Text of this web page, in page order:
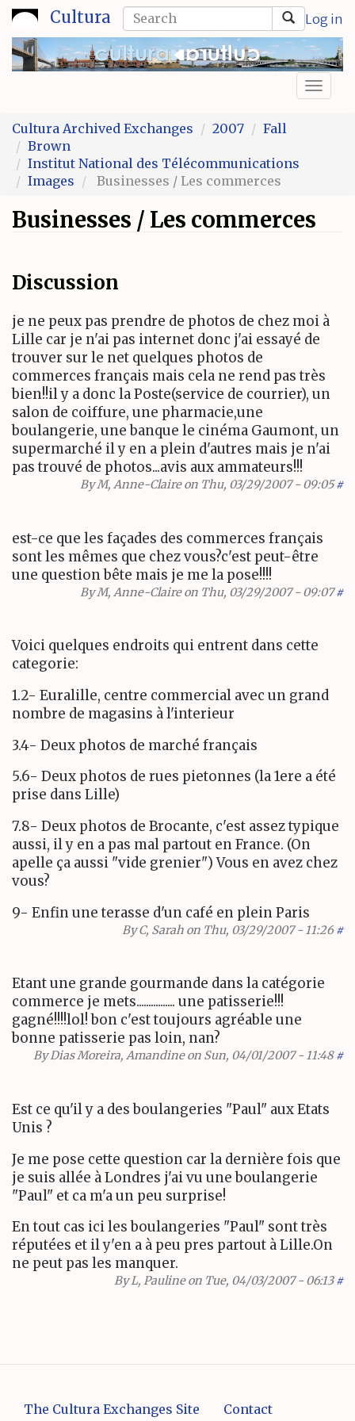
Skip
to
main
content
Cultura Log in
Search
form
Search
Cultura Archived Exchanges
2007
Fall
Brown
Institut National des Télécommunications
Images
Businesses / Les commerces
Businesses / Les commerces
Discussion
je ne peux pas prendre de photos de chez moi à
Lille car je n'ai pas internet donc j'ai essayé de
trouver sur le net quelques photos de
commerces français mais cela ne rend pas très
bien!!il y a donc la Poste(service de courrier), un
salon de coiffure, une pharmacie,une
boulangerie, une banque le cinéma Gaumont, un
supermarché il y en a plein d'autres mais je n'ai
pas trouvé de photos...avis aux ammateurs!!!
ByM, Anne-Claireon Thu, 03/29/2007 - 09:05 #
est-ce que les façades des commerces français
sont les mêmes que chez vous?c'est peut-être
une question bête mais je me la pose!!!!
ByM, Anne-Claireon Thu, 03/29/2007 - 09:07 #
Voici quelques endroits qui entrent dans cette
categorie:
1.2- Euralille, centre commercial avec un grand
nombre de magasins à l'interieur
3.4- Deux photos de marché français
5.6- Deux photos de rues pietonnes (la 1ere a été
prise dans Lille)
7.8- Deux photos de Brocante, c'est assez typique
aussi, il y en a pas mal partout en France. (On
apelle ça aussi "vide grenier") Vous en avez chez
vous?
9- Enfin une terasse d'un café en plein Paris
ByC, Sarah on Thu, 03/29/2007 - 11:26 #
Etant une grande gourmande dans la catégorie
commerce je mets................ une patisserie!!!
gagné!!!!lol! bon c'est toujours agréable une
bonne patisserie pas loin, nan?
ByDias Moreira, Amandineon Sun, 04/01/2007 - 11:48 #
Est ce qu'il y a des boulangeries "Paul" aux Etats
Unis ?
Je me pose cette question car la dernière fois que
je suis allée à Londres j'ai vu une boulangerie
"Paul" et ca m'a un peu surprise!
En tout cas ici les boulangeries "Paul" sont très
réputées et il y'en a à peu pres partout à Lille.On
ne peut pas les manquer.
ByL, Paulineon Tue, 04/03/2007 - 06:13 #
The Cultura Exchanges Site Contact